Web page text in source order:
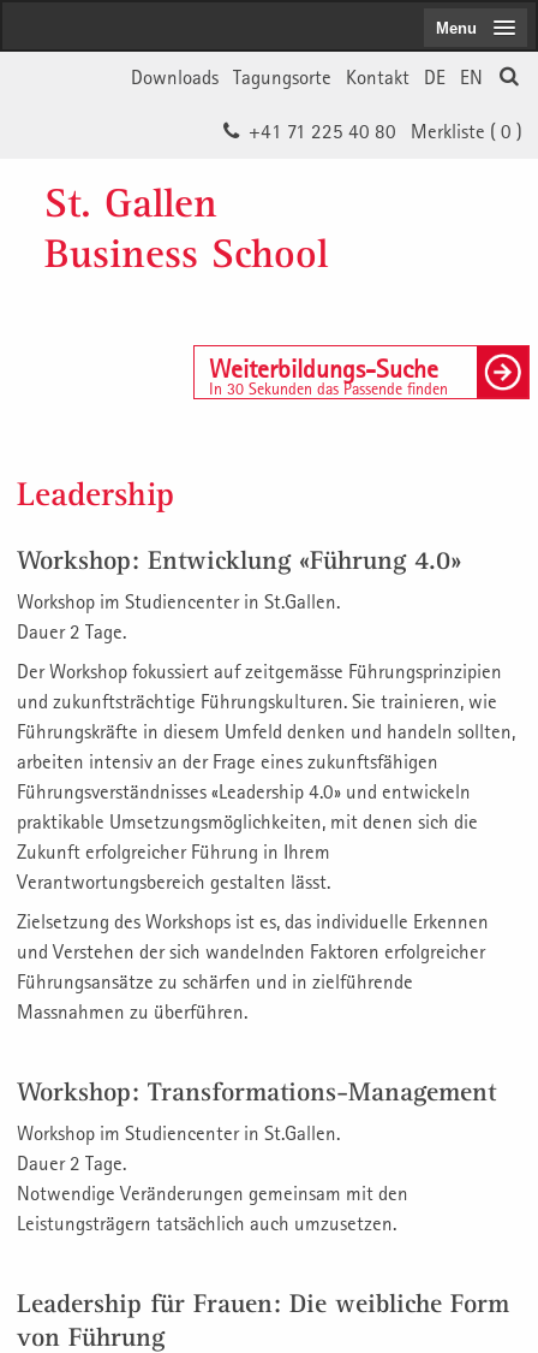
EN
DE
Kontakt
Tagungsorte
Downloads
Merkliste ( 0 )
+41 71 225 40 80
St. Gallen
Business School
Weiterbildungs-Suche
In 30 Sekunden das Passende finden
Menu
Leadership
Workshop: Entwicklung «Führung 4.0»
Workshop im Studiencenter in St.Gallen.
Dauer 2 Tage.
Der Workshop fokussiert auf zeitgemässe Führungsprinzipien
und zukunftsträchtige Führungskulturen. Sie trainieren, wie
Führungskräfte in diesem Umfeld denken und handeln sollten,
arbeiten intensiv an der Frage eines zukunftsfähigen
Führungsverständnisses «Leadership 4.0» und entwickeln
praktikable Umsetzungsmöglichkeiten, mit denen sich die
Zukunft erfolgreicher Führung in Ihrem
Verantwortungsbereich gestalten lässt.
Zielsetzung des Workshops ist es, das individuelle Erkennen
und Verstehen der sich wandelnden Faktoren erfolgreicher
Führungsansätze zu schärfen und in zielführende
Massnahmen zu überführen.
Workshop: Transformations-Management
Workshop im Studiencenter in St.Gallen.
Dauer 2 Tage.
Notwendige Veränderungen gemeinsam mit den
Leistungsträgern tatsächlich auch umzusetzen.
Leadership für Frauen: Die weibliche Form
von Führung